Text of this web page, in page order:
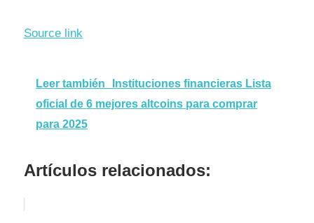
Source link
Leer también
Instituciones financieras Lista
oficial de 6 mejores altcoins para comprar
para 2025
Artículos relacionados: